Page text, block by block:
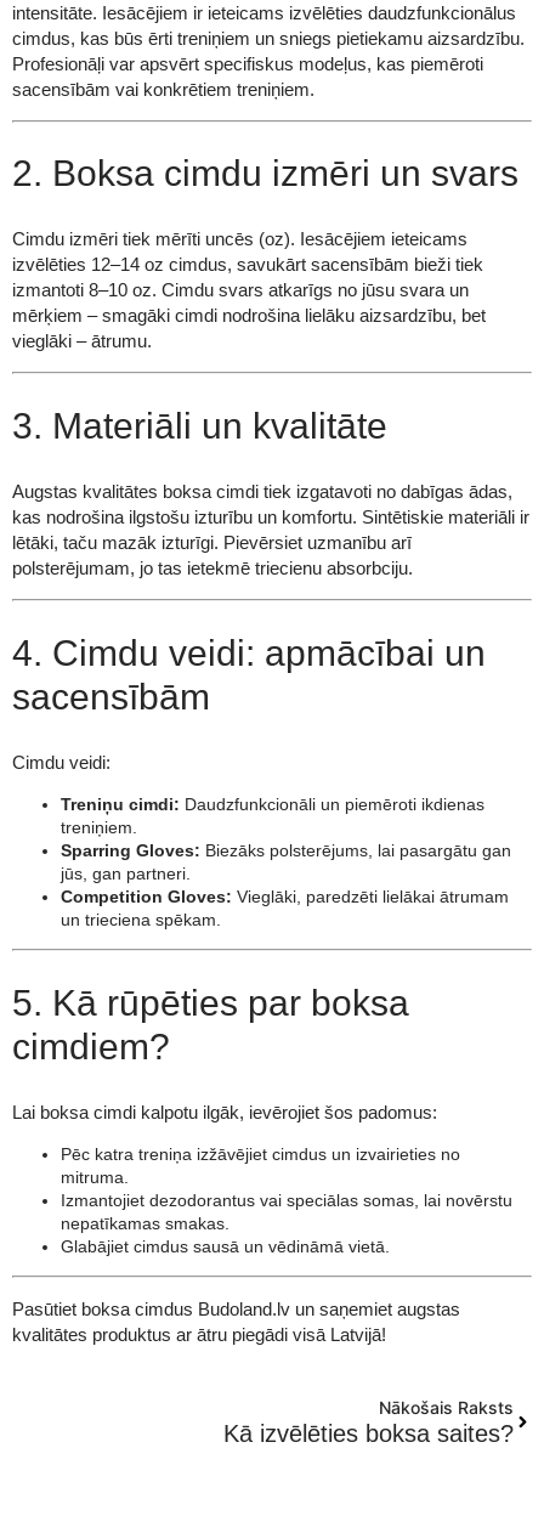
intensitāte. Iesācējiem ir ieteicams izvēlēties daudzfunkcionālus
cimdus, kas būs ērti treniņiem un sniegs pietiekamu aizsardzību.
Profesionāļi var apsvērt specifiskus modeļus, kas piemēroti
sacensībām vai konkrētiem treniņiem.
2. Boksa cimdu izmēri un svars
Cimdu izmēri tiek mērīti uncēs (oz). Iesācējiem ieteicams
izvēlēties 12–14 oz cimdus, savukārt sacensībām bieži tiek
izmantoti 8–10 oz. Cimdu svars atkarīgs no jūsu svara un
mērķiem – smagāki cimdi nodrošina lielāku aizsardzību, bet
vieglāki – ātrumu.
3. Materiāli un kvalitāte
Augstas kvalitātes boksa cimdi tiek izgatavoti no dabīgas ādas,
kas nodrošina ilgstošu izturību un komfortu. Sintētiskie materiāli ir
lētāki, taču mazāk izturīgi. Pievērsiet uzmanību arī
polsterējumam, jo tas ietekmē triecienu absorbciju.
4. Cimdu veidi: apmācībai un
sacensībām
Cimdu veidi:
Treniņu cimdi: Daudzfunkcionāli un piemēroti ikdienas
treniņiem.
Sparring Gloves: Biezāks polsterējums, lai pasargātu gan
jūs, gan partneri.
Competition Gloves: Vieglāki, paredzēti lielākai ātrumam
un trieciena spēkam.
5. Kā rūpēties par boksa
cimdiem?
Lai boksa cimdi kalpotu ilgāk, ievērojiet šos padomus:
Pēc katra treniņa izžāvējiet cimdus un izvairieties no
mitruma.
Izmantojiet dezodorantus vai speciālas somas, lai novērstu
nepatīkamas smakas.
Glabājiet cimdus sausā un vēdināmā vietā.
Pasūtiet boksa cimdus Budoland.lv un saņemiet augstas
kvalitātes produktus ar ātru piegādi visā Latvijā!
Nākošais Raksts
Kā izvēlēties boksa saites?